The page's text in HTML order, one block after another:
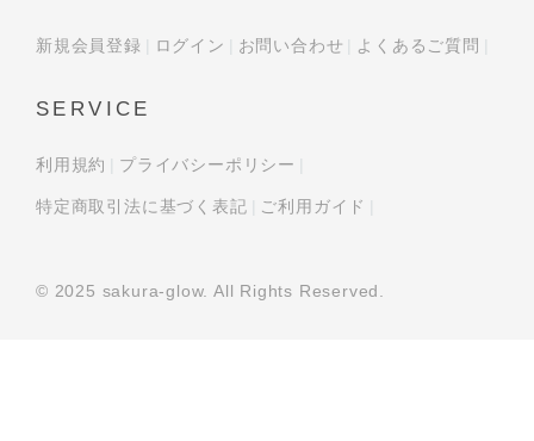
新規会員登録 ログイン お問い合わせ よくあるご質問
SERVICE
利用規約 プライバシーポリシー
特定商取引法に基づく表記 ご利用ガイド
© 2025 sakura-glow. All Rights Reserved.